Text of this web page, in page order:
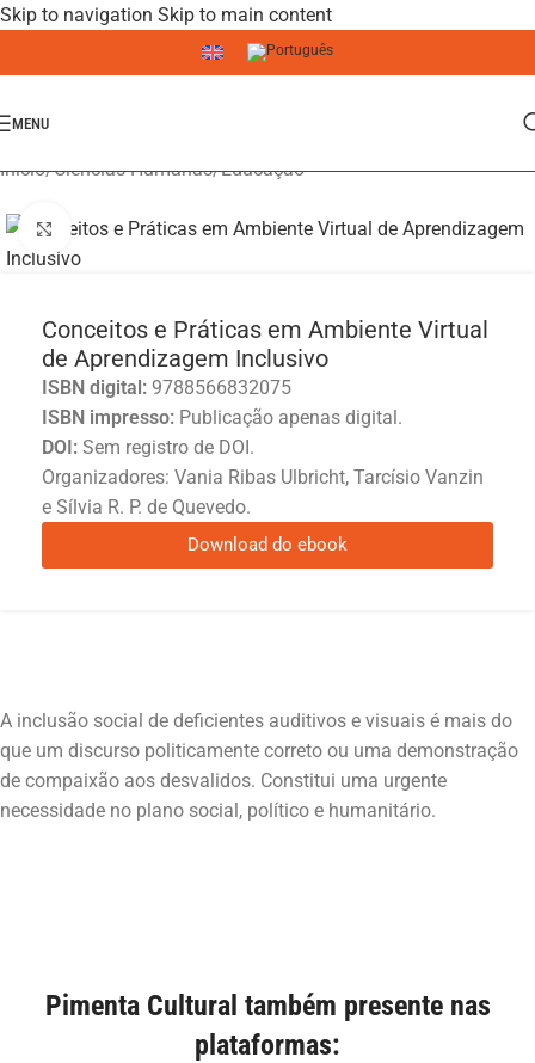
Skip to navigation Skip to main content
MENU
Início/Ciências Humanas/Educação
Click to enlarge
Conceitos e Práticas em Ambiente Virtual
de Aprendizagem Inclusivo
ISBN digital: 9788566832075
ISBN impresso: Publicação apenas digital.
DOI: Sem registro de DOI.
Organizadores: Vania Ribas Ulbricht, Tarcísio Vanzin
e Sílvia R. P. de Quevedo.
Download do ebook
A inclusão social de deficientes auditivos e visuais é mais do
que um discurso politicamente correto ou uma demonstração
de compaixão aos desvalidos. Constitui uma urgente
Pimenta Cultural também presente nas
plataformas: